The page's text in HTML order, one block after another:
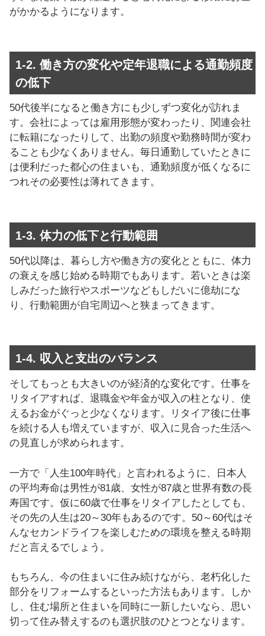
がかかるようになります。
1-2. 働き方の変化や定年退職による通勤頻度
の低下
50代後半になると働き方にも少しずつ変化が訪れま
す。会社によっては雇用形態が変わったり、関連会社
に転籍になったりして、出勤の頻度や勤務時間が変わ
ることも少なくありません。毎日通勤していたときに
は便利だった都心の住まいも、通勤頻度が低くなるに
つれその必要性は薄れてきます。
1-3. 体力の低下と行動範囲
50代以降は、暮らし方や働き方の変化とともに、体力
の衰えを感じ始める時期でもあります。若いときは楽
しみだった旅行やスポーツなどもしだいに億劫にな
り、行動範囲が自宅周辺へと狭まってきます。
1-4. 収入と支出のバランス
そしてもっとも大きいのが経済的な変化です。仕事を
リタイアすれば、退職金や年金が収入の柱となり、使
えるお金がぐっと少なくなります。リタイア後に仕事
を続ける人も増えていますが、収入に見合った生活へ
の見直しが求められます。
一方で「人生100年時代」と言われるように、日本人
の平均寿命は男性が81歳、女性が87歳と世界有数の長
寿国です。仮に60歳で仕事をリタイアしたとしても、
その先の人生は20～30年もあるのです。50～60代はそ
んなセカンドライフを楽しむための環境を整える時期
だと言えるでしょう。
もちろん、今の住まいに住み続けながら、老朽化した
部分をリフォームするといった方法もあります。しか
し、住む場所と住まいを同時に一新したいなら、思い
切って住み替えするのも選択肢のひとつとなります。